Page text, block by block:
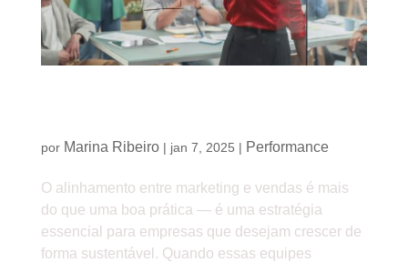
por Marina Ribeiro| jan 7, 2025 | Performance
O alinhamento entre marketing e vendas é mais
do que uma boa prática — é uma estratégia
essencial para empresas que desejam crescer de
forma sustentável. Quando essas equipes